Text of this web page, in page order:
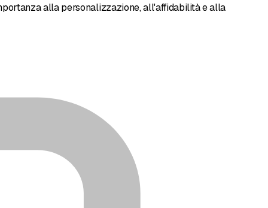
alla personalizzazione, all'affidabilità e alla